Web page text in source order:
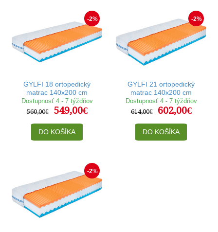
-2%
GYLFI 18 ortopedický
matrac 140x200 cm
Dostupnosť 4 - 7 týždňov
560,00€
549,00€
DO KOŠÍKA
-2%
GYLFI 21 ortopedický
matrac 140x200 cm
Dostupnosť 4 - 7 týždňov
614,00€
602,00€
DO KOŠÍKA
-2%